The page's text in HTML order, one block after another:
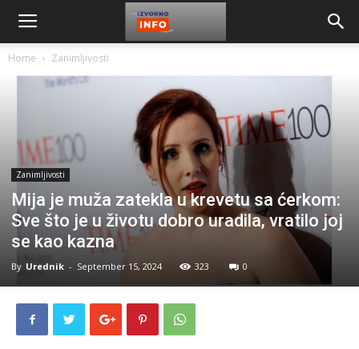
Home Zanimljivosti
Zanimljivosti
Mija je muža zatekla u krevetu sa ćerkom:
Sve što je u životu dobro uradila, vratilo joj
se kao kazna
By Urednik - September 15, 2024 323 0